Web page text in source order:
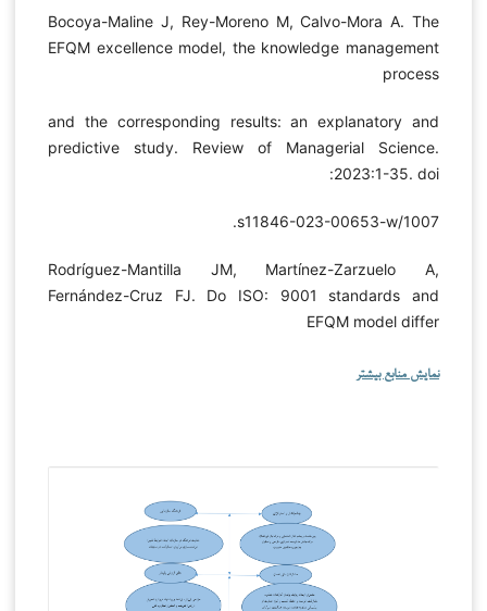
Bocoya-Maline J, Rey-Moreno M, Calvo-Mora A. The
EFQM excellence model, the knowledge management
process
and the corresponding results: an explanatory and
predictive study. Review of Managerial Science.
2023:1-35. doi:
1007/s11846-023-00653-w.
Rodríguez-Mantilla JM, Martínez-Zarzuelo A,
Fernández-Cruz FJ. Do ISO: 9001 standards and
EFQM model differ
نمایش منابع بیشتر